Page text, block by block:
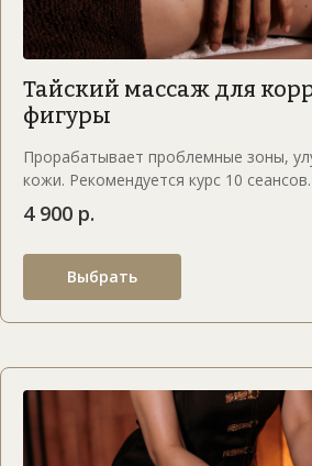
Тайский массаж для
фигуры
Прорабатывает проблемные зоны,
кожи. Рекомендуется курс 10 сеансов.
4 900 р.
Выбрать